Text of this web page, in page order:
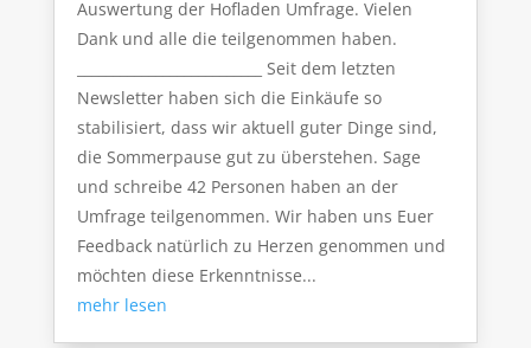
Auswertung der Hofladen Umfrage. Vielen
Dank und alle die teilgenommen haben.
__________________________ Seit dem letzten
Newsletter haben sich die Einkäufe so
stabilisiert, dass wir aktuell guter Dinge sind,
die Sommerpause gut zu überstehen. Sage
und schreibe 42 Personen haben an der
Umfrage teilgenommen. Wir haben uns Euer
Feedback natürlich zu Herzen genommen und
möchten diese Erkenntnisse...
mehr lesen